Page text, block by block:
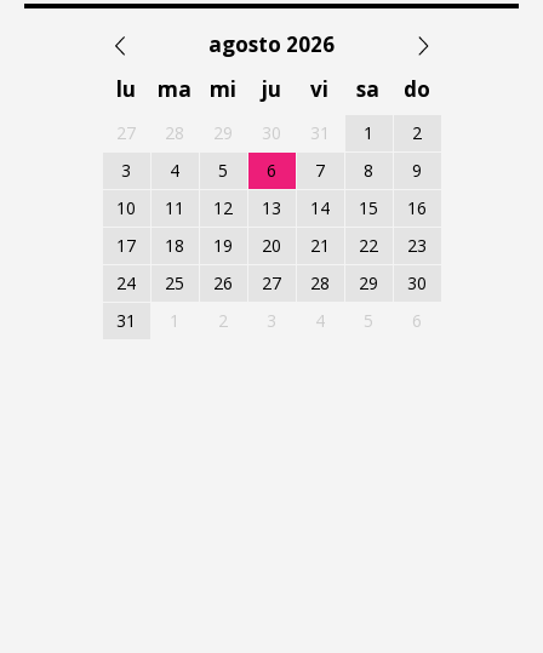
agosto 2026
lu
ma mi ju vi sa do
27 28 29 30 31 1
2
3
4 5 6 7 8
9
10
11 12 13 14 15
16
17
18 19 20 21 22
23
24
25 26 27 28 29
30
31
1 2 3 4 5 6